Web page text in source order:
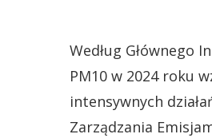
Według Głównego
PM10 w 2024 roku
intensywnych
Zarządzania